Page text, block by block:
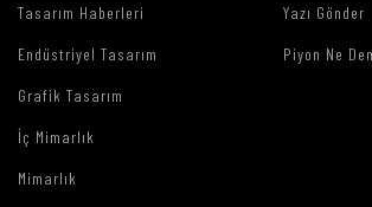
Tasarım Haberleri
Endüstriyel Tasarım
Grafik Tasarım
İç Mimarlık
Mimarlık
Yazı Gönder
Piyon Ne